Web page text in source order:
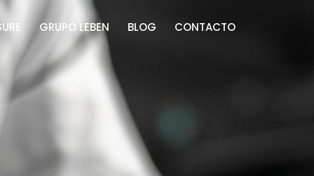
GRUPO LEBEN BLOG CONTACTO